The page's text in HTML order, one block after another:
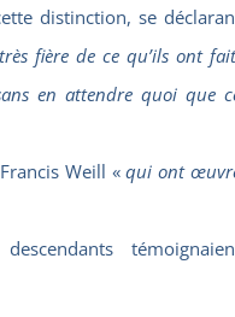
distinction, se
très fière de ce qu’ils ont
en attendre quoi que
Weill «qui ont